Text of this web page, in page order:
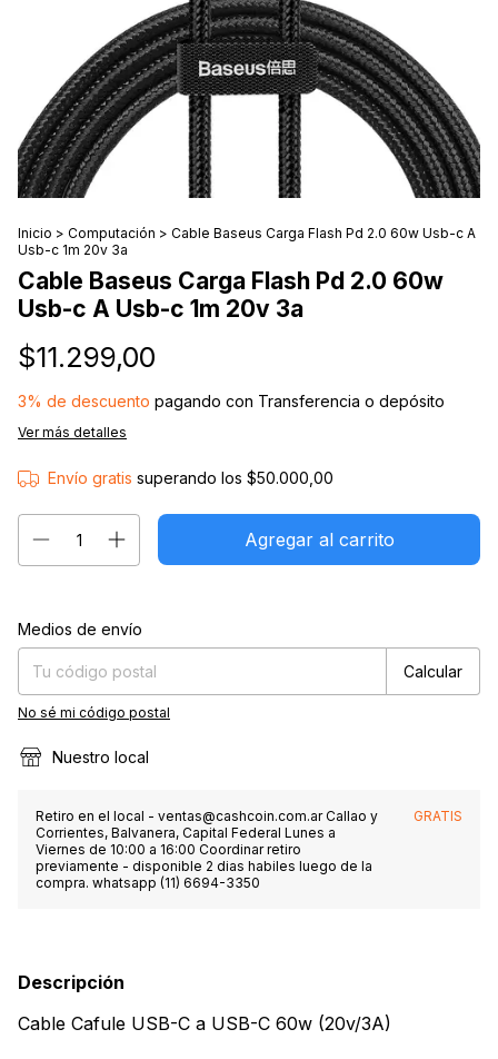
Inicio > Computación > Cable Baseus Carga Flash Pd 2.0 60w Usb-c A
Usb-c 1m 20v 3a
Cable Baseus Carga Flash Pd 2.0 60w
Usb-c A Usb-c 1m 20v 3a
$11.299,00
3% de descuento pagando con Transferencia o depósito
Ver más detalles
Envío gratis superando los $50.000,00
Entregas para el CP:
Medios de envío
Calcular
No sé mi código postal
Nuestro local
Retiro en el local - ventas@cashcoin.com.arCallao y
Corrientes, Balvanera, Capital Federal Lunes a
Viernes de 10:00 a 16:00 Coordinar retiro
previamente - disponible 2 dias habiles luego de la
compra. whatsapp (11) 6694-3350
GRATIS
Descripción
Cable Cafule USB-C a USB-C 60w (20v/3A)